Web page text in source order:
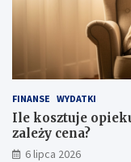
FINANSE WYDATKI
Ile kosztuje
zależy cena?
6 lipca 2026